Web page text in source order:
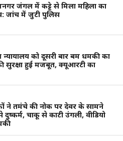
जंगल में कट्टे से मिला महिला का
जांच में जुटी पुलिस
न्यायालय को दूसरी बार बम धमकी का
सुरक्षा हुई मजबूत, क्यूआरटी का
ने तमंचे की नोक पर देवर के सामने
दुष्कर्म, चाकू से काटी उंगली, वीडियो